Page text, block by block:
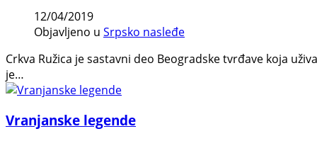
12/04/2019
Objavljeno u Srpsko nasleđe
Crkva Ružica je sastavni deo Beogradske tvrđave koja
je…
Vranjanske legende